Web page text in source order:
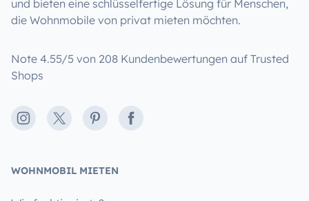
und bieten eine schlüsselfertige Lösung für Menschen,
die Wohnmobile von privat mieten möchten.
Note 4.55/5 von 208 Kundenbewertungen auf Trusted
Shops
Instagram
X PinterestFacebook
WOHNMOBIL MIETEN